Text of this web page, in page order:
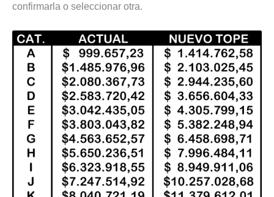
confirmarla o seleccionar otra.